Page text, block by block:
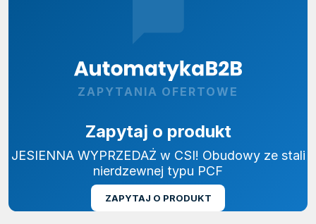
ZAPYTANIA OFERTOWE
Zapytaj o produkt
JESIENNA WYPRZEDAŻ w CSI! Obudowy ze stali
nierdzewnej typu PCF
ZAPYTAJ O PRODUKT